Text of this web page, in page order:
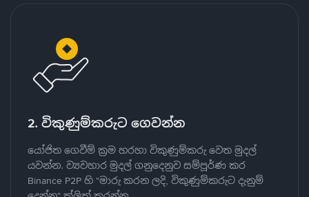
2. විකුණුම්කරුට ගෙවන්න
යෝජිත ගෙවීම් ක්‍රම හරහා විකුණුම්කරු වෙත මුදල්
යවන්න. ව්‍යවහාර මුදල් ගනුදෙනුව සම්පූර්ණ කර
Binance P2P හි "මාරු කරන ලදි, විකුණුම්කරුට දැනුම්